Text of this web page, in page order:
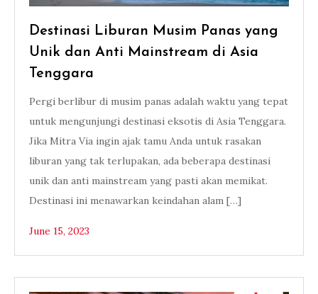
Destinasi Liburan Musim Panas yang
Unik dan Anti Mainstream di Asia
Tenggara
Pergi berlibur di musim panas adalah waktu yang tepat
untuk mengunjungi destinasi eksotis di Asia Tenggara.
Jika Mitra Via ingin ajak tamu Anda untuk rasakan
liburan yang tak terlupakan, ada beberapa destinasi
unik dan anti mainstream yang pasti akan memikat.
Destinasi ini menawarkan keindahan alam […]
June 15, 2023